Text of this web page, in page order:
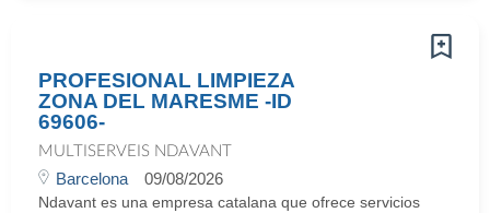
PROFESIONAL LIMPIEZA
ZONA DEL MARESME -ID
69606-
MULTISERVEIS NDAVANT
Barcelona 09/08/2026
Ndavant es una empresa catalana que ofrece servicios